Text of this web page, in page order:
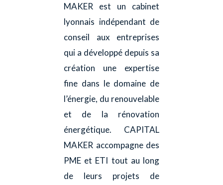
MAKER est un cabinet
lyonnais indépendant de
conseil aux entreprises
qui a développé depuis sa
création une expertise
fine dans le domaine de
l’énergie, du renouvelable
et de la rénovation
énergétique. CAPITAL
MAKER accompagne des
PME et ETI tout au long
de leurs projets de